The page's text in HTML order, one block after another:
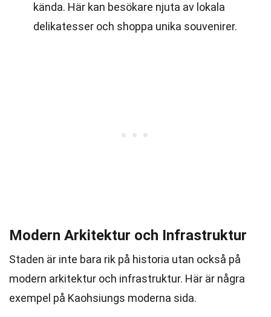
kända. Här kan besökare njuta av lokala
delikatesser och shoppa unika souvenirer.
Modern Arkitektur och Infrastruktur
Staden är inte bara rik på historia utan också på
modern arkitektur och infrastruktur. Här är några
exempel på Kaohsiungs moderna sida.